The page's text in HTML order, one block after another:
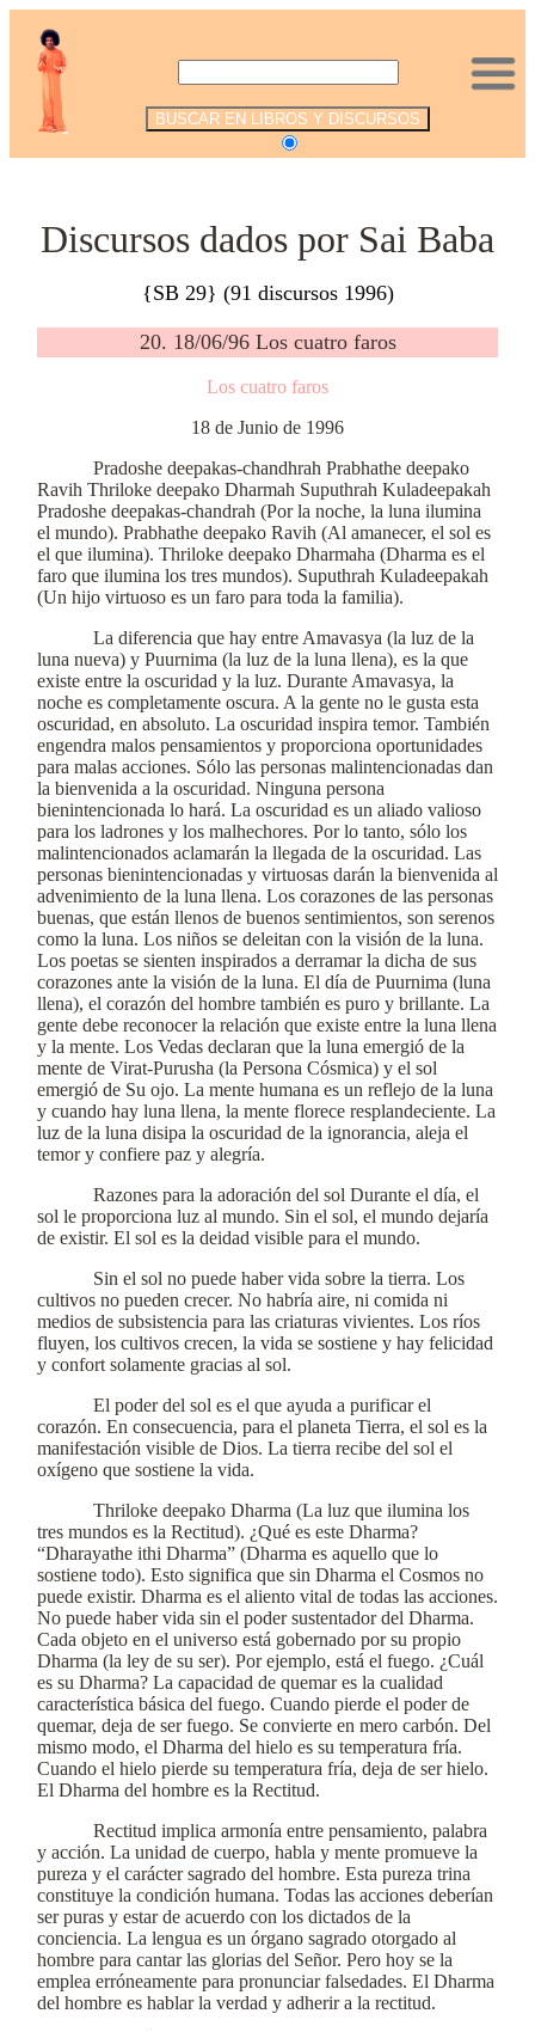
Discursos dados por Sai Baba
{SB 29} (91 discursos 1996)
20. 18/06/96 Los cuatro faros
Los cuatro faros
18 de Junio de 1996
Pradoshe deepakas-chandhrah Prabhathe deepako
Ravih Thriloke deepako Dharmah Suputhrah Kuladeepakah
Pradoshe deepakas-chandrah (Por la noche, la luna ilumina
el mundo). Prabhathe deepako Ravih (Al amanecer, el sol es
el que ilumina). Thriloke deepako Dharmaha (Dharma es el
faro que ilumina los tres mundos). Suputhrah Kuladeepakah
(Un hijo virtuoso es un faro para toda la familia).
La diferencia que hay entre Amavasya (la luz de la
luna nueva) y Puurnima (la luz de la luna llena), es la que
existe entre la oscuridad y la luz. Durante Amavasya, la
noche es completamente oscura. A la gente no le gusta esta
oscuridad, en absoluto. La oscuridad inspira temor. También
engendra malos pensamientos y proporciona oportunidades
para malas acciones. Sólo las personas malintencionadas dan
la bienvenida a la oscuridad. Ninguna persona
bienintencionada lo hará. La oscuridad es un aliado valioso
para los ladrones y los malhechores. Por lo tanto, sólo los
malintencionados aclamarán la llegada de la oscuridad. Las
personas bienintencionadas y virtuosas darán la bienvenida al
advenimiento de la luna llena. Los corazones de las personas
buenas, que están llenos de buenos sentimientos, son serenos
como la luna. Los niños se deleitan con la visión de la luna.
Los poetas se sienten inspirados a derramar la dicha de sus
corazones ante la visión de la luna. El día de Puurnima (luna
llena), el corazón del hombre también es puro y brillante. La
gente debe reconocer la relación que existe entre la luna llena
y la mente. Los Vedas declaran que la luna emergió de la
mente de Virat-Purusha (la Persona Cósmica) y el sol
emergió de Su ojo. La mente humana es un reflejo de la luna
y cuando hay luna llena, la mente florece resplandeciente. La
luz de la luna disipa la oscuridad de la ignorancia, aleja el
temor y confiere paz y alegría.
Razones para la adoración del sol Durante el día, el
sol le proporciona luz al mundo. Sin el sol, el mundo dejaría
de existir. El sol es la deidad visible para el mundo.
Sin el sol no puede haber vida sobre la tierra. Los
cultivos no pueden crecer. No habría aire, ni comida ni
medios de subsistencia para las criaturas vivientes. Los ríos
fluyen, los cultivos crecen, la vida se sostiene y hay felicidad
y confort solamente gracias al sol.
El poder del sol es el que ayuda a purificar el
corazón. En consecuencia, para el planeta Tierra, el sol es la
manifestación visible de Dios. La tierra recibe del sol el
oxígeno que sostiene la vida.
Thriloke deepako Dharma (La luz que ilumina los
tres mundos es la Rectitud). ¿Qué es este Dharma?
“Dharayathe ithi Dharma” (Dharma es aquello que lo
sostiene todo). Esto significa que sin Dharma el Cosmos no
puede existir. Dharma es el aliento vital de todas las acciones.
No puede haber vida sin el poder sustentador del Dharma.
Cada objeto en el universo está gobernado por su propio
Dharma (la ley de su ser). Por ejemplo, está el fuego. ¿Cuál
es su Dharma? La capacidad de quemar es la cualidad
característica básica del fuego. Cuando pierde el poder de
quemar, deja de ser fuego. Se convierte en mero carbón. Del
mismo modo, el Dharma del hielo es su temperatura fría.
Cuando el hielo pierde su temperatura fría, deja de ser hielo.
El Dharma del hombre es la Rectitud.
Rectitud implica armonía entre pensamiento, palabra
y acción. La unidad de cuerpo, habla y mente promueve la
pureza y el carácter sagrado del hombre. Esta pureza trina
constituye la condición humana. Todas las acciones deberían
ser puras y estar de acuerdo con los dictados de la
conciencia. La lengua es un órgano sagrado otorgado al
hombre para cantar las glorias del Señor. Pero hoy se la
emplea erróneamente para pronunciar falsedades. El Dharma
del hombre es hablar la verdad y adherir a la rectitud.